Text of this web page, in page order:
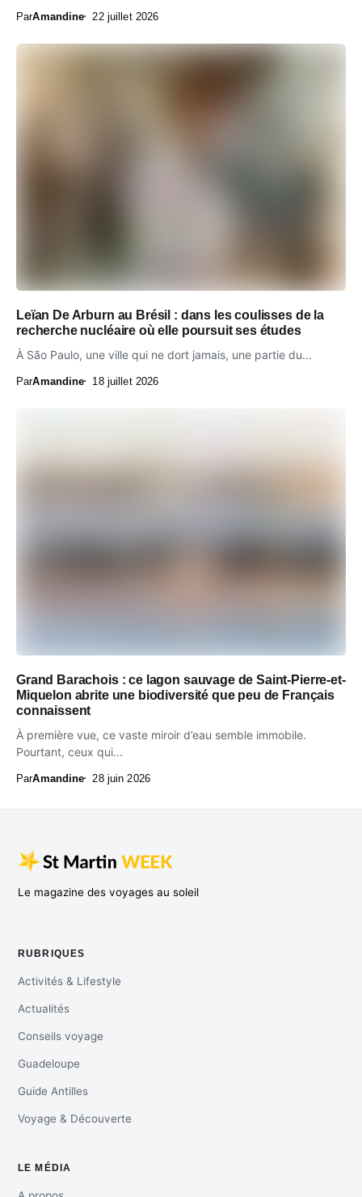
ParAmandine 22 juillet 2026
Leïan De Arburn au Brésil : dans les coulisses de la
recherche nucléaire où elle poursuit ses études
À São Paulo, une ville qui ne dort jamais, une partie du...
ParAmandine 18 juillet 2026
Grand Barachois : ce lagon sauvage de Saint-Pierre-et-
Miquelon abrite une biodiversité que peu de Français
connaissent
À première vue, ce vaste miroir d’eau semble immobile.
Pourtant, ceux qui...
ParAmandine 28 juin 2026
Le magazine des voyages au soleil
RUBRIQUES
Activités & Lifestyle
Actualités
Conseils voyage
Guadeloupe
Guide Antilles
Voyage & Découverte
LE MÉDIA